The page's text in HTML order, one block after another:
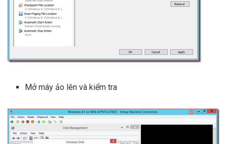
Mở máy ảo lên và kiểm tra